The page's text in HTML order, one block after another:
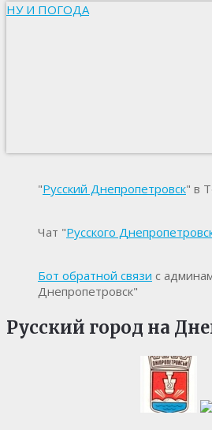
НУ И ПОГОДА
"Русский Днепропетровск" в
Чат "Русского
Бот обратной связи с
Днепропетровск"
Русский город на